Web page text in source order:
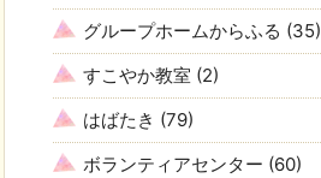
グループホームからふる (35)
すこやか教室 (2)
はばたき (79)
ボランティアセンター (60)